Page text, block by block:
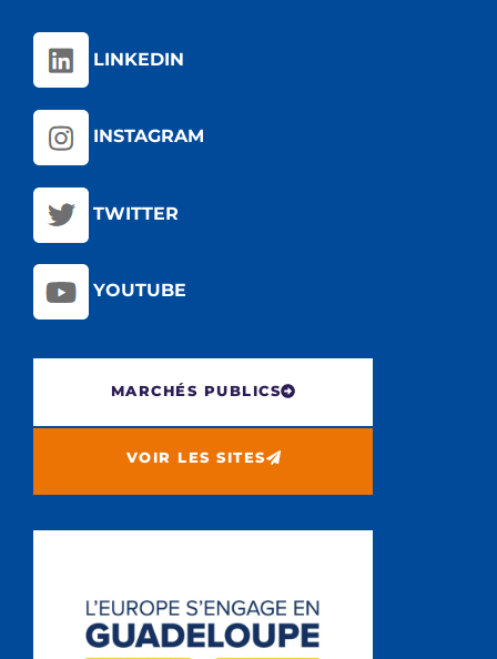
LINKEDIN
INSTAGRAM
TWITTER
YOUTUBE
MARCHÉS PUBLICS
VOIR LES SITES